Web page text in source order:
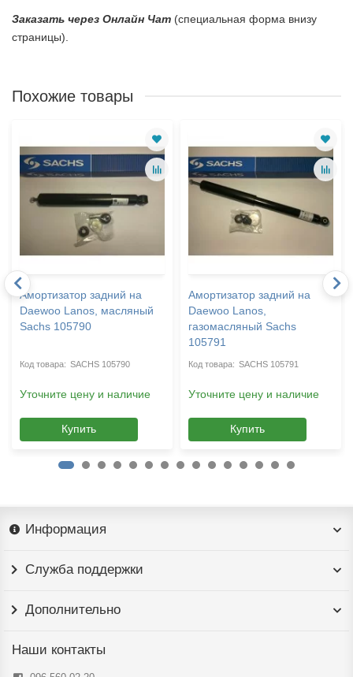
Заказать через Онлайн Чат (специальная форма внизу
страницы).
Похожие товары
Амортизатор задний на
Daewoo Lanos, масляный
Sachs 105790
SACHS 105790
Уточните цену и наличие
Купить
Амортизатор задний на
Daewoo Lanos,
газомасляный Sachs
105791
SACHS 105791
Уточните цену и наличие
Купить
Информация
Служба поддержки
Дополнительно
Наши контакты